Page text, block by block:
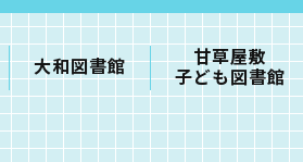
大和図書館 甘草屋敷
子ども図書館